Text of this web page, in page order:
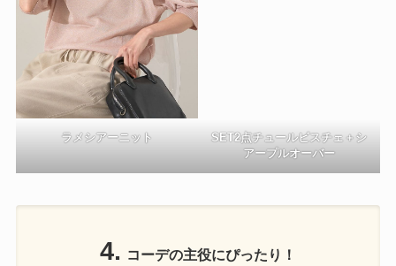
ラメシアーニット
SET2点チュールビスチェ＋シ
アープルオーバー
4. コーデの主役にぴったり！